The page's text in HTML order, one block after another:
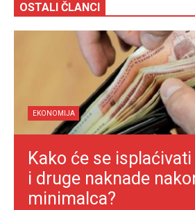
OSTALI ČLANCI
EKONOMIJA
Kako će se
i druge naknade
minimalca?